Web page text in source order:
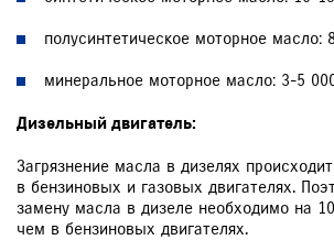
полусинтетическое моторное масло:
минеральное моторное масло: 3-5
Дизельный двигатель:
Загрязнение масла в дизелях
в бензиновых и газовых двигателях.
замену масла в дизеле необходимо на
чем в бензиновых двигателях.